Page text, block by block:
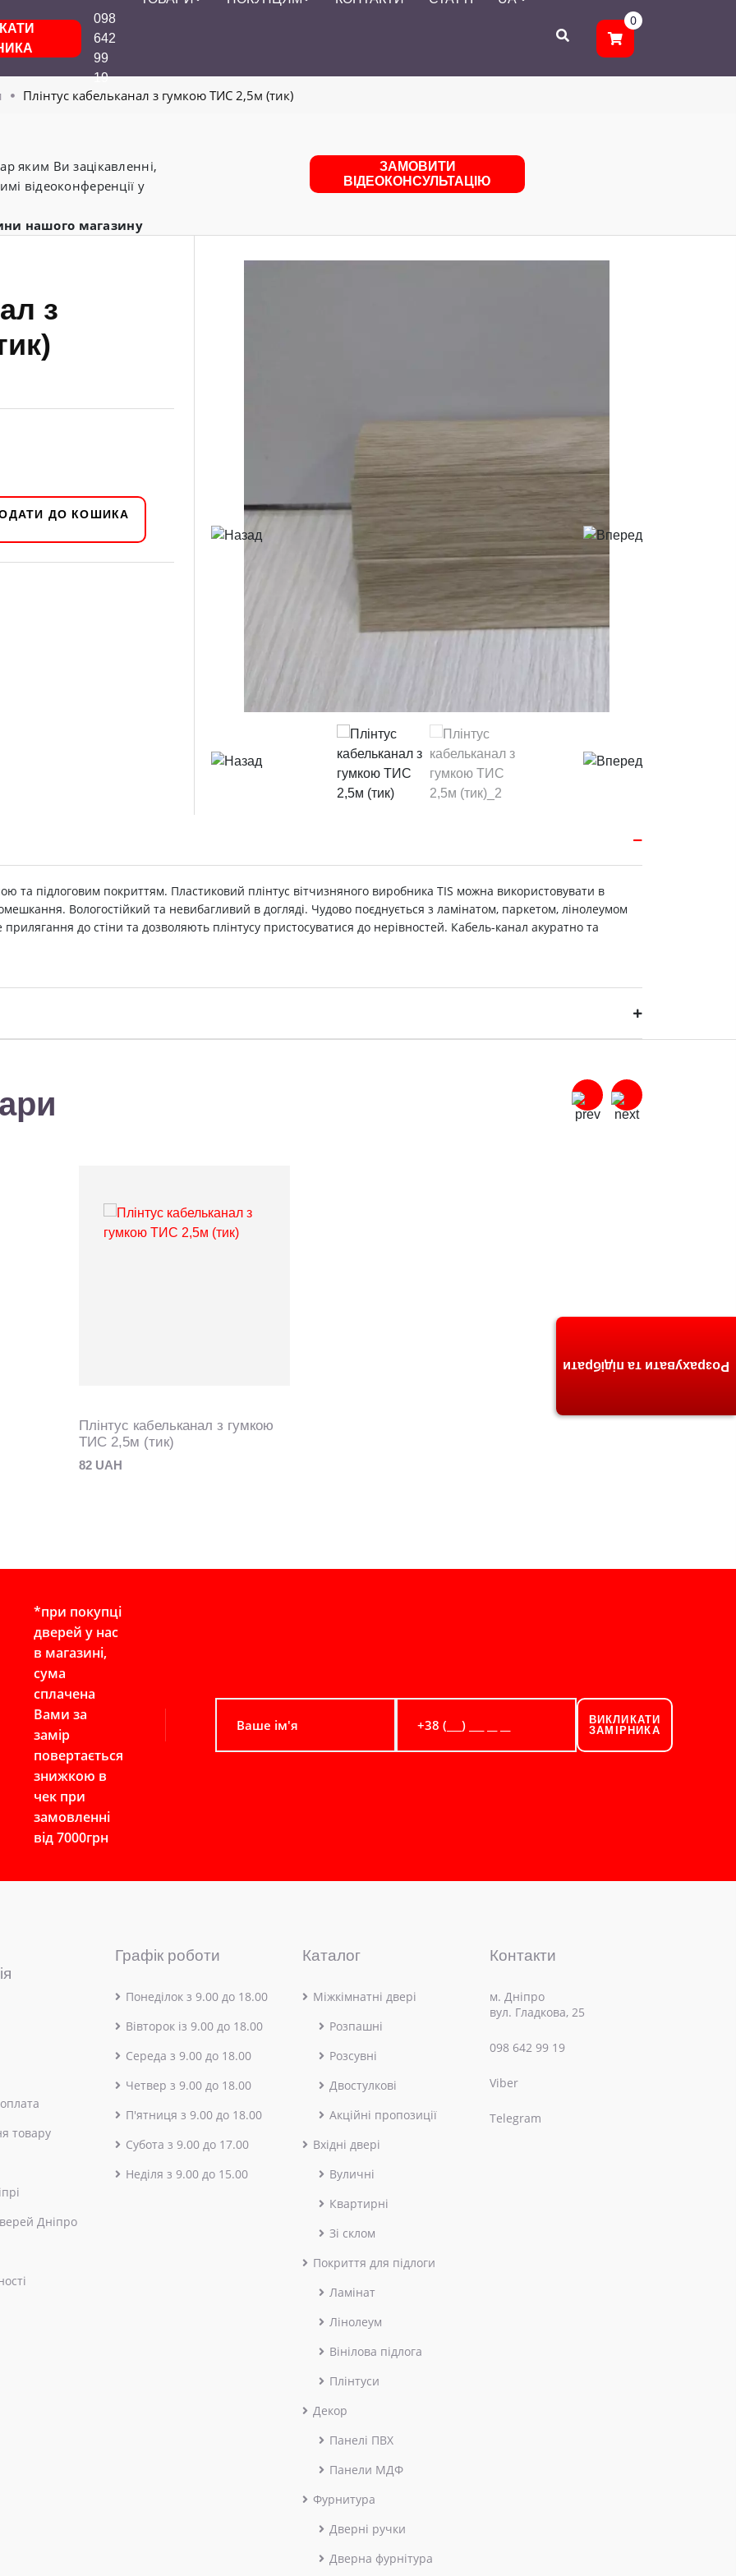
098
642
99
19
0
Плінтус кабельканал з гумкою ТИС 2,5м (тик)
яким Ви зацікавленні,
відеоконференції у
нашого магазину
ЗАМОВИТИ
ВІДЕОКОНСУЛЬТАЦІЮ
з
та підлоговим покриттям. Пластиковий плінтус вітчизняного виробника ТIS можна використовувати в
Вологостійкий та невибагливий в догляді. Чудово поєднується з ламінатом, паркетом, лінолеумом
до стіни та дозволяють плінтусу пристосуватися до нерівностей. Кабель-канал акуратно та
Плінтус кабельканал з гумкою
ТИС 2,5м (тик)
82 UAH
*при покупці
дверей у нас
в магазині,
сума
сплачена
Вами за
замір
повертається
знижкою в
чек при
замовленні
від 7000грн
ВИКЛИКАТИ
ЗАМІРНИКА
товару
Дніпро
Графік роботи
Понеділок з 9.00 до 18.00
Вівторок із 9.00 до 18.00
Середа з 9.00 до 18.00
Четвер з 9.00 до 18.00
П'ятниця з 9.00 до 18.00
Субота з 9.00 до 17.00
Неділя з 9.00 до 15.00
Каталог
Міжкімнатні двері
Розпашні
Розсувні
Двостулкові
Акційні пропозиції
Вхідні двері
Вуличні
Квартирні
Зі склом
Покриття для підлоги
Ламінат
Лінолеум
Вінілова підлога
Плінтуси
Декор
Панелі ПВХ
Панели МДФ
Фурнитура
Дверні ручки
Дверна фурнітура
Контакти
м. Дніпро
вул. Гладкова, 25
098 642 99 19
Viber
Telegram
Розрахувати та підібрати